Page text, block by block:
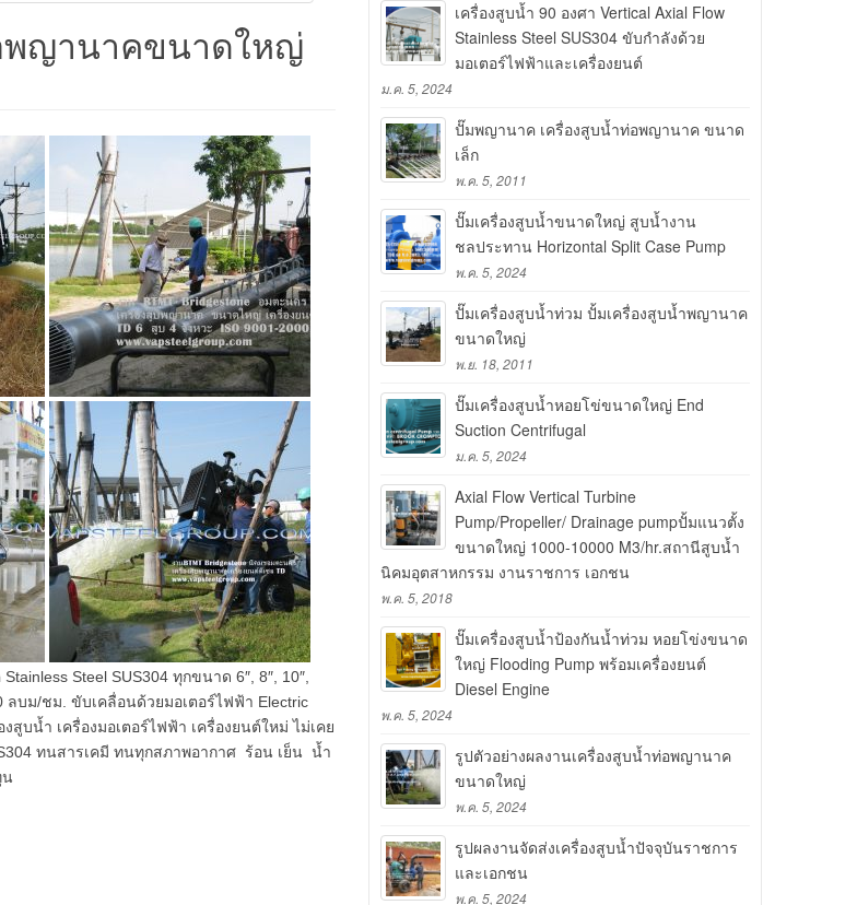
พญานาคขนาดใหญ่
Steel SUS304 ทุกขนาด 6″, 8″, 10″,
ลบม/ชม. ขับเคลื่อนด้วยมอเตอร์ไฟฟ้า Electric
สูบน้ำ เครื่องมอเตอร์ไฟฟ้า เครื่องยนต์ใหม่ ไม่เคย
ทนสารเคมี ทนทุกสภาพอากาศ ร้อน เย็น น้ำ
น
เครื่องสูบน้ำ 90 องศา Vertical Axial Flow
Stainless Steel SUS304 ขับกำลังด้วย
มอเตอร์ไฟฟ้าและเครื่องยนต์
ม.ค. 5, 2024
ปั๊มพญานาค เครื่องสูบน้ำท่อพญานาค ขนาด
เล็ก
พ.ค. 5, 2011
ปั๊มเครื่องสูบน้ำขนาดใหญ่ สูบน้ำงาน
ชลประทาน Horizontal Split Case Pump
พ.ค. 5, 2024
ปั๊มเครื่องสูบน้ำท่วม ปั้มเครื่องสูบน้ำพญานาค
ขนาดใหญ่
พ.ย. 18, 2011
ปั๊มเครื่องสูบน้ำหอยโข่ขนาดใหญ่ End
Suction Centrifugal
ม.ค. 5, 2024
Axial Flow Vertical Turbine
Pump/Propeller/ Drainage pumpปั้มแนวตั้ง
ขนาดใหญ่ 1000-10000 M3/hr.สถานีสูบน้ำ
นิคมอุตสาหกรรม งานราชการ เอกชน
พ.ค. 5, 2018
ปั๊มเครื่องสูบน้ำป้องกันน้ำท่วม หอยโข่งขนาด
ใหญ่ Flooding Pump พร้อมเครื่องยนต์
Diesel Engine
พ.ค. 5, 2024
รูปตัวอย่างผลงานเครื่องสูบน้ำท่อพญานาค
ขนาดใหญ่
พ.ค. 5, 2024
รูปผลงานจัดส่งเครื่องสูบน้ำปัจจุบันราชการ
และเอกชน
พ.ค. 5, 2024